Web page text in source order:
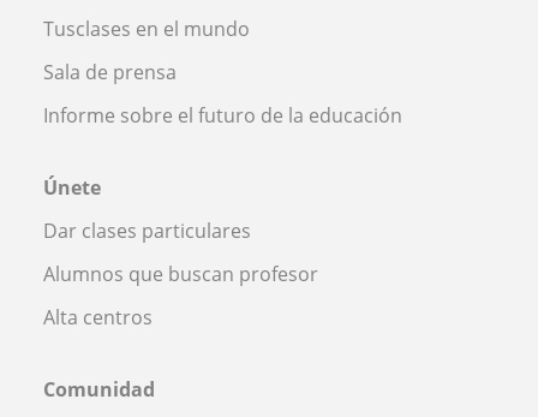
Tusclases en el mundo
Sala de prensa
Informe sobre el futuro de la educación
Únete
Dar clases particulares
Alumnos que buscan profesor
Alta centros
Comunidad